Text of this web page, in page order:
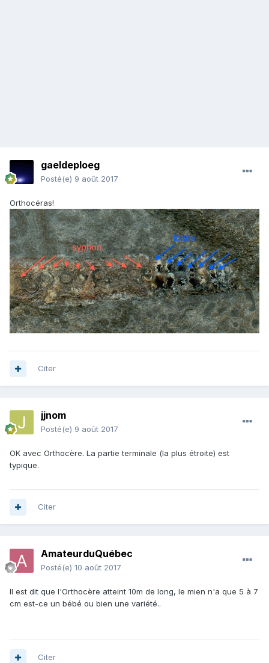
gaeldeploeg
Posté(e) 9 août 2017
Orthocéras!
Citer
jjnom
Posté(e) 9 août 2017
OK avec Orthocère. La partie terminale (la plus étroite) est
typique.
Citer
AmateurduQuébec
Posté(e) 10 août 2017
Il est dit que l'Orthocère atteint 10m de long, le mien n'a que 5 à 7
cm est-ce un bébé ou bien une variété..
Citer